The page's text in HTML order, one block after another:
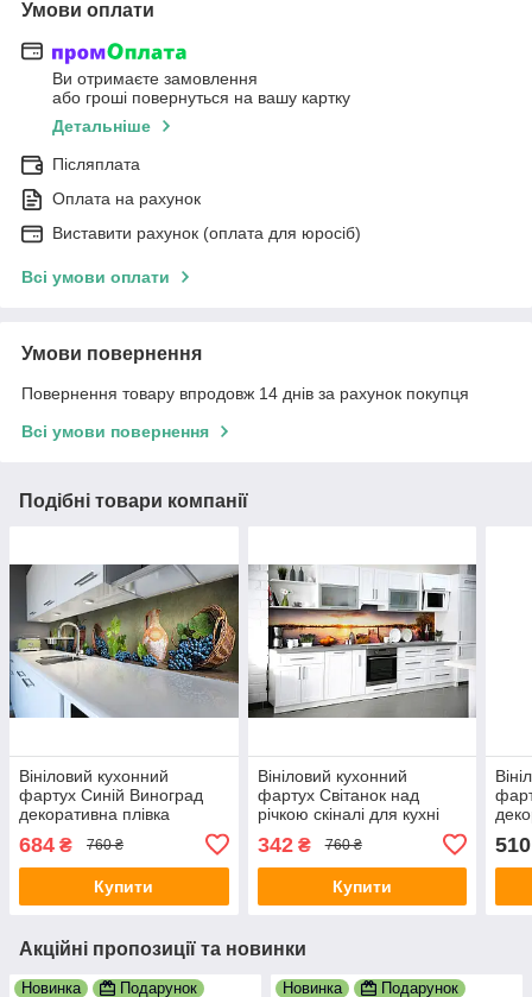
Умови оплати
Ви отримаєте замовлення
або гроші повернуться на вашу картку
Детальніше
Післяплата
Оплата на рахунок
Виставити рахунок (оплата для юросіб)
Всі умови оплати
Умови повернення
Повернення товару впродовж 14 днів за рахунок покупця
Всі умови повернення
Подібні товари компанії
Вініловий кухонний
фартух Синій Виноград
декоративна плівка
наклейка скіналі ПВХ лоза
ягоди Зелений 600х3000
мм
684 ₴ 760 ₴
Купити
Вініловий кухонний
фартух Світанок над
річкою скіналі для кухні
наклейка ПВХ сонце вода
озеро Бежевий 600х3000
мм
342₴ 760 ₴
Купити
510
Акційні пропозиції та новинки
Новинка Подарунок Новинка Подарунок